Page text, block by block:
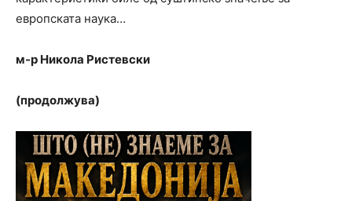
европската наука…
м-р Никола Ристевски
(продолжува)